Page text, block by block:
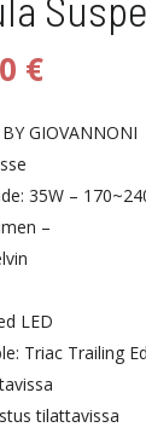
€
GIOVANNONI
35W –
–
LED
Triac Trailing
tilattavissa